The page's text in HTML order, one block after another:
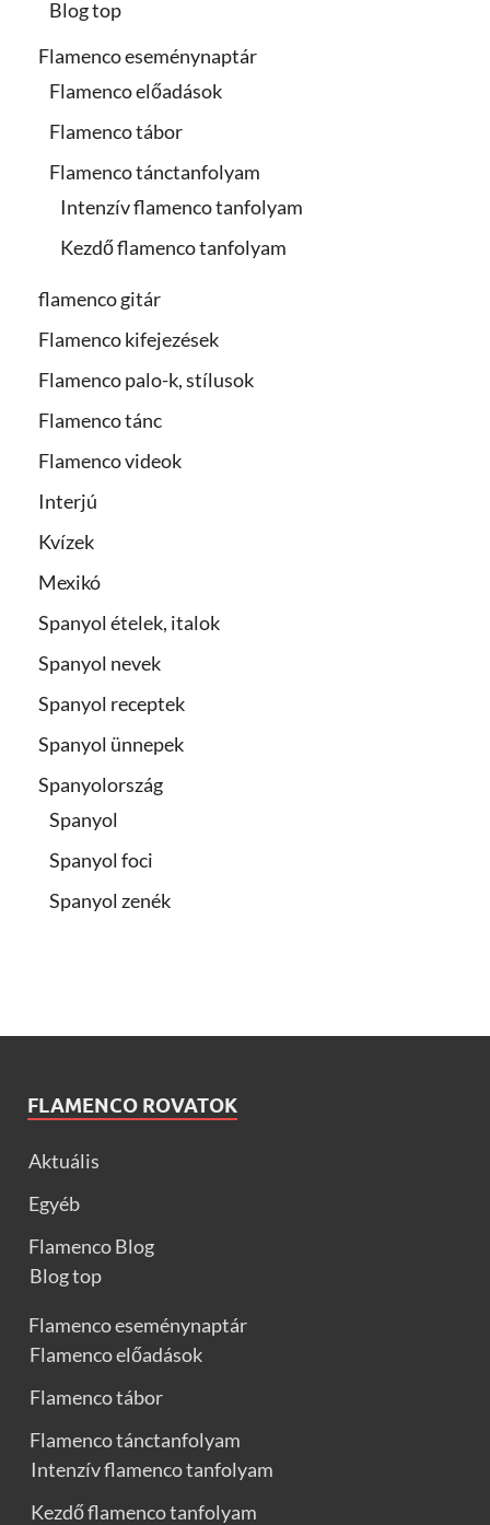
Blog top
Flamenco eseménynaptár
Flamenco előadások
Flamenco tábor
Flamenco tánctanfolyam
Intenzív flamenco tanfolyam
Kezdő flamenco tanfolyam
flamenco gitár
Flamenco kifejezések
Flamenco palo-k, stílusok
Flamenco tánc
Flamenco videok
Interjú
Kvízek
Mexikó
Spanyol ételek, italok
Spanyol nevek
Spanyol receptek
Spanyol ünnepek
Spanyolország
Spanyol
Spanyol foci
Spanyol zenék
FLAMENCO ROVATOK
Aktuális
Egyéb
Flamenco Blog
Blog top
Flamenco eseménynaptár
Flamenco előadások
Flamenco tábor
Flamenco tánctanfolyam
Intenzív flamenco tanfolyam
Kezdő flamenco tanfolyam